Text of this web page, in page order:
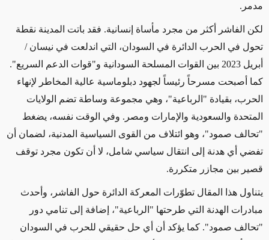
مدمر .
لكن الفاشر أكثر من مجرد مأساة إنسانية. فقد باتت المدينة نقطة
تحول في الحرب الدائرة في السودان، التي اندلعت في نيسان /
أبريل 2023 بين القوات المسلحة السودانية و"قوات الدعم السريع".
كما أصبحت مسرحاً رئيساً لجهود دبلوماسية عالية المخاطر لإنهاء
الحرب، بقيادة "الرباعية"، وهي مجموعة وساطة تضم الولايات
المتحدة والسعودية والإمارات ومصر. وفي الوقت نفسه، يضغط
"تحالف صمود"، وهو ائتلاف من القوى السياسية المدنية، لضمان أن
تفضي أي هدنة إلى انتقال سياسي شامل، لا أن تكون مجرد توقف
قصير بين مجازر متكررة.
يتناول هذا المقال تطوّرات المعركة الدائرة حول الفاشر، وأحدث
مبادرات الهدنة التي طرحتها "الرباعية"، إضافة إلى تنامي دور
"تحالف صمود". كما يؤكد أن أي حل حقيقي للحرب في السودان